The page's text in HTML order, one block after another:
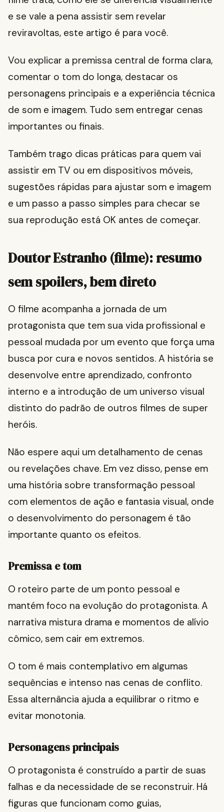
e se vale a pena assistir sem revelar
reviravoltas, este artigo é para você.
Vou explicar a premissa central de forma clara,
comentar o tom do longa, destacar os
personagens principais e a experiência técnica
de som e imagem. Tudo sem entregar cenas
importantes ou finais.
Também trago dicas práticas para quem vai
assistir em TV ou em dispositivos móveis,
sugestões rápidas para ajustar som e imagem
e um passo a passo simples para checar se
sua reprodução está OK antes de começar.
Doutor Estranho (filme): resumo
sem spoilers, bem direto
O filme acompanha a jornada de um
protagonista que tem sua vida profissional e
pessoal mudada por um evento que força uma
busca por cura e novos sentidos. A história se
desenvolve entre aprendizado, confronto
interno e a introdução de um universo visual
distinto do padrão de outros filmes de super
heróis.
Não espere aqui um detalhamento de cenas
ou revelações chave. Em vez disso, pense em
uma história sobre transformação pessoal
com elementos de ação e fantasia visual, onde
o desenvolvimento do personagem é tão
importante quanto os efeitos.
Premissa e tom
O roteiro parte de um ponto pessoal e
mantém foco na evolução do protagonista. A
narrativa mistura drama e momentos de alívio
cômico, sem cair em extremos.
O tom é mais contemplativo em algumas
sequências e intenso nas cenas de conflito.
Essa alternância ajuda a equilibrar o ritmo e
evitar monotonia.
Personagens principais
O protagonista é construído a partir de suas
falhas e da necessidade de se reconstruir. Há
figuras que funcionam como guias,